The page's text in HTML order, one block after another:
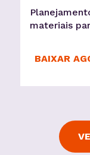
materiais
BAIXAR